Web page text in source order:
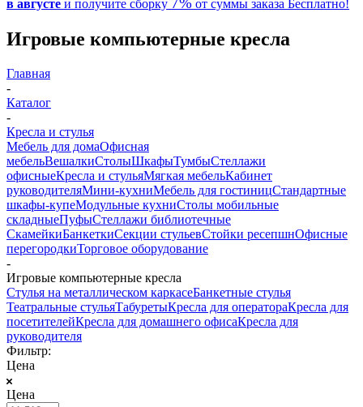
в августе и получите сборку от суммы заказа Бесплатно!
Игровые компьютерные кресла
Главная
-
Каталог
-
Кресла и стулья
Мебель для домаОфисная
мебельВешалкиСтолыШкафыТумбыСтеллажи
офисныеКресла и стульяМягкая мебельКабинет
руководителяМини-кухниМебель для гостиницСтандартные
шкафы-купеМодульные кухниСтолы мобильные
складныеПуфыСтеллажи библиотечные
СкамейкиБанкеткиСекции стульевСтойки ресепшнОфисные
перегородкиТорговое оборудование
-
Игровые компьютерные кресла
Стулья на металлическом каркасеБанкетные стулья
Театральные стульяТабуретыКресла для оператораКресла для
посетителейКресла для домашнего офисаКресла для
руководителя
Фильтр:
Цена
Цена